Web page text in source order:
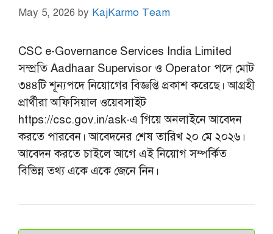
May 5, 2026 by KajKarmo Team
CSC e-Governance Services India Limited
সম্প্রতি Aadhaar Supervisor ও Operator পদে মোট
৩৪৪টি শূন্যপদে নিয়োগের বিজ্ঞপ্তি প্রকাশ করেছে। আগ্রহী
প্রার্থীরা অফিসিয়াল ওয়েবসাইট
https://csc.gov.in/ask-এ গিয়ে অনলাইনে আবেদন
করতে পারবেন। আবেদনের শেষ তারিখ ২০ মে ২০২৬।
আবেদন করতে চাইলে আগে এই নিয়োগ সম্পর্কিত
বিভিন্ন তথ্য একে একে জেনে নিন।